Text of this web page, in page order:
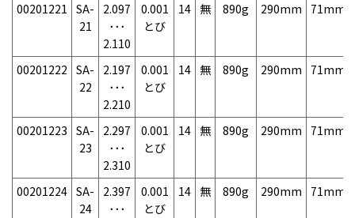
00201221 SA-
21
2.097
･･･
2.110
0.001
とび
14 無 890g 290mm 71mm
00201222 SA-
22
2.197
･･･
2.210
0.001
とび
14 無 890g 290mm 71mm
00201223 SA-
23
2.297
･･･
2.310
0.001
とび
14 無 890g 290mm 71mm
00201224 SA-
24
2.397
･･･
0.001
とび
14 無 890g 290mm 71mm